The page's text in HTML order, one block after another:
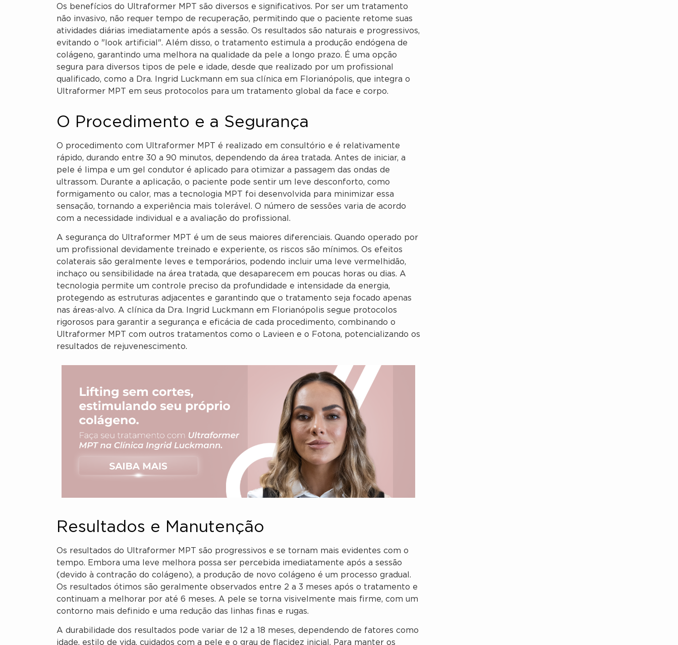
Os benefícios do Ultraformer MPT são diversos e significativos. Por ser um tratamento
não invasivo, não requer tempo de recuperação, permitindo que o paciente retome suas
atividades diárias imediatamente após a sessão. Os resultados são naturais e progressivos,
evitando o "look artificial". Além disso, o tratamento estimula a produção endógena de
colágeno, garantindo uma melhora na qualidade da pele a longo prazo. É uma opção
segura para diversos tipos de pele e idade, desde que realizado por um profissional
qualificado, como a Dra. Ingrid Luckmann em sua clínica em Florianópolis, que integra o
Ultraformer MPT em seus protocolos para um tratamento global da face e corpo.
O Procedimento e a Segurança
O procedimento com Ultraformer MPT é realizado em consultório e é relativamente
rápido, durando entre 30 a 90 minutos, dependendo da área tratada. Antes de iniciar, a
pele é limpa e um gel condutor é aplicado para otimizar a passagem das ondas de
ultrassom. Durante a aplicação, o paciente pode sentir um leve desconforto, como
formigamento ou calor, mas a tecnologia MPT foi desenvolvida para minimizar essa
sensação, tornando a experiência mais tolerável. O número de sessões varia de acordo
com a necessidade individual e a avaliação do profissional.
A segurança do Ultraformer MPT é um de seus maiores diferenciais. Quando operado por
um profissional devidamente treinado e experiente, os riscos são mínimos. Os efeitos
colaterais são geralmente leves e temporários, podendo incluir uma leve vermelhidão,
inchaço ou sensibilidade na área tratada, que desaparecem em poucas horas ou dias. A
tecnologia permite um controle preciso da profundidade e intensidade da energia,
protegendo as estruturas adjacentes e garantindo que o tratamento seja focado apenas
nas áreas-alvo. A clínica da Dra. Ingrid Luckmann em Florianópolis segue protocolos
rigorosos para garantir a segurança e eficácia de cada procedimento, combinando o
Ultraformer MPT com outros tratamentos como o Lavieen e o Fotona, potencializando os
resultados de rejuvenescimento.
Resultados e Manutenção
Os resultados do Ultraformer MPT são progressivos e se tornam mais evidentes com o
tempo. Embora uma leve melhora possa ser percebida imediatamente após a sessão
(devido à contração do colágeno), a produção de novo colágeno é um processo gradual.
Os resultados ótimos são geralmente observados entre 2 a 3 meses após o tratamento e
continuam a melhorar por até 6 meses. A pele se torna visivelmente mais firme, com um
contorno mais definido e uma redução das linhas finas e rugas.
A durabilidade dos resultados pode variar de 12 a 18 meses, dependendo de fatores como
idade, estilo de vida, cuidados com a pele e o grau de flacidez inicial. Para manter os